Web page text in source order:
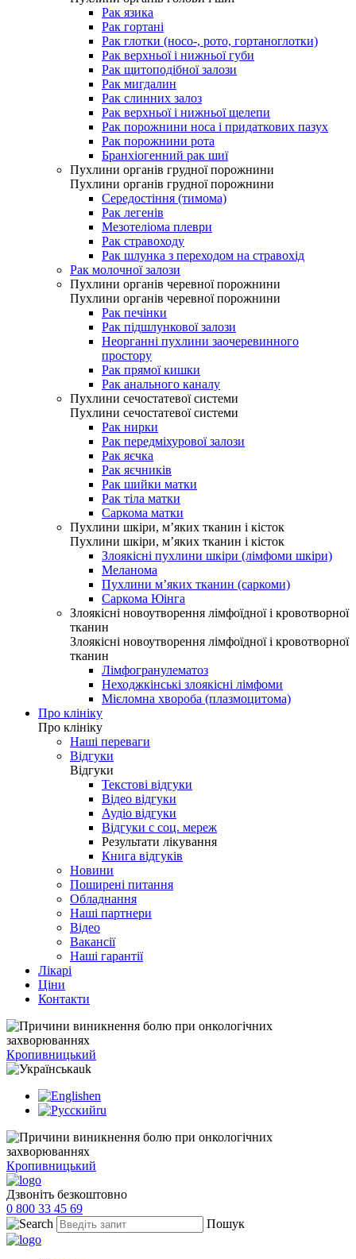
Рак язика
Рак гортані
Рак глотки (носо-, рото, гортаноглотки)
Рак верхньої і нижньої губи
Рак щитоподібної залози
Рак мигдалин
Рак слинних залоз
Рак верхньої і нижньої щелепи
Рак порожнини носа і придаткових пазух
Рак порожнини рота
Бранхіогенний рак шиї
Пухлини органів грудної порожнини
Пухлини органів грудної порожнини
Середостіння (тимома)
Рак легенів
Мезотеліома плеври
Рак стравоходу
Рак шлунка з переходом на стравохід
Рак молочної залози
Пухлини органів черевної порожнини
Пухлини органів черевної порожнини
Рак печінки
Рак підшлункової залози
Неорганні пухлини заочеревинного
простору
Рак прямої кишки
Рак анального каналу
Пухлини сечостатевої системи
Пухлини сечостатевої системи
Рак нирки
Рак передміхурової залози
Рак яєчка
Рак яєчників
Рак шийки матки
Рак тіла матки
Саркома матки
Пухлини шкіри, м’яких тканин і кісток
Пухлини шкіри, м’яких тканин і кісток
Злоякісні пухлини шкіри (лімфоми шкіри)
Меланома
Пухлини м’яких тканин (саркоми)
Саркома Юінга
Злоякісні новоутворення лімфоїдної і кровотворної
тканин
Злоякісні новоутворення лімфоїдної і кровотворної
тканин
Лімфогранулематоз
Неходжкінські злоякісні лімфоми
Мієломна хвороба (плазмоцитома)
Про клініку
Про клініку
Наші переваги
Відгуки
Відгуки
Текстові відгуки
Відео відгуки
Аудіо відгуки
Відгуки с соц. мереж
Результати лікування
Книга відгуків
Новини
Поширені питання
Обладнання
Наші партнери
Відео
Вакансії
Наші гарантії
Лікарі
Ціни
Контакти
Кропивницький
uk
en
ru
Кропивницький
Дзвоніть безкоштовно
0 800 33 45 69
Пошук